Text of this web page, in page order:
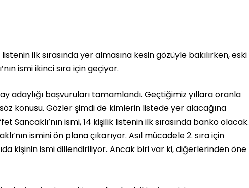
ilk sırasında yer almasına kesin gözüyle bakılırken, eski
ismi ikinci sıra için geçiyor.
adaylığı başvuruları tamamlandı. Geçtiğimiz yıllara oranla
söz konusu. Gözler şimdi de kimlerin listede yer alacağına
Sancaklı’nın ismi, 14 kişilik listenin ilk sırasında banko olacak.
ismini ön plana çıkarıyor. Asıl mücadele 2. sıra için
kişinin ismi dillendiriliyor. Ancak biri var ki, diğerlerinden öne